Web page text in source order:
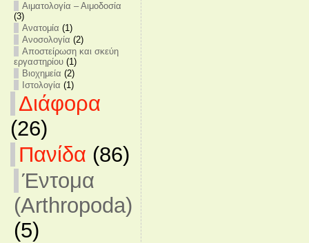
Αιματολογία – Αιμοδοσία
(3)
Ανατομία (1)
Ανοσολογία (2)
Αποστείρωση και σκεύη
εργαστηρίου(1)
Βιοχημεία (2)
Ιστολογία (1)
Διάφορα
(26)
Πανίδα (86)
Έντομα
(Arthropoda)
(5)